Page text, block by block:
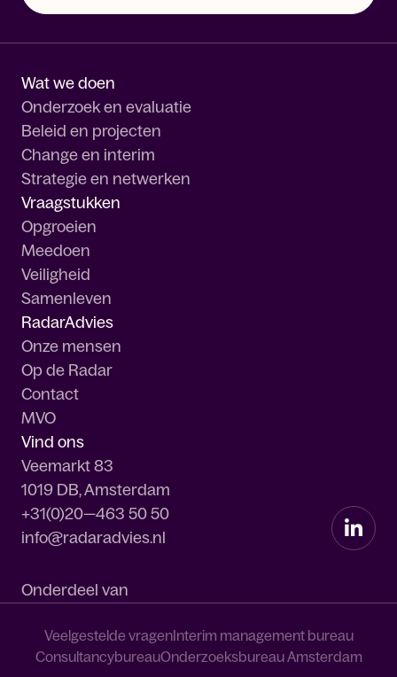
Wat we doen
Onderzoek en evaluatie
Beleid en projecten
Change en interim
Strategie en netwerken
Vraagstukken
Opgroeien
Meedoen
Veiligheid
Samenleven
RadarAdvies
Onze mensen
Op de Radar
Contact
MVO
Vind ons
Veemarkt 83
1019 DB, Amsterdam
+31(0)20—463 50 50
info@radaradvies.nl
Onderdeel van
Veelgestelde vragenInterim management bureau
ConsultancybureauOnderzoeksbureau Amsterdam